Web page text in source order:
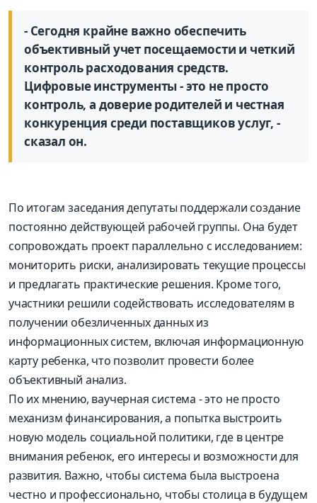
- Сегодня крайне важно обеспечить
объективный учет посещаемости и четкий
контроль расходования средств.
Цифровые инструменты - это не просто
контроль, а доверие родителей и честная
конкуренция среди поставщиков услуг, -
сказал он.
По итогам заседания депутаты поддержали создание
постоянно действующей рабочей группы. Она будет
сопровождать проект параллельно с исследованием:
мониторить риски, анализировать текущие процессы
и предлагать практические решения. Кроме того,
участники решили содействовать исследователям в
получении обезличенных данных из
информационных систем, включая информационную
карту ребенка, что позволит провести более
объективный анализ.
По их мнению, ваучерная система - это не просто
механизм финансирования, а попытка выстроить
новую модель социальной политики, где в центре
внимания ребенок, его интересы и возможности для
развития. Важно, чтобы система была выстроена
честно и профессионально, чтобы столица в будущем